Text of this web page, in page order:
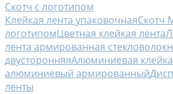
Скотч с логотипом
Клейкая лента упаковочнаяСкотч
логотипомЦветная клейкая лента
лента армированная
двусторонняяАлюминиевая
алюминиевый армированный
ленты